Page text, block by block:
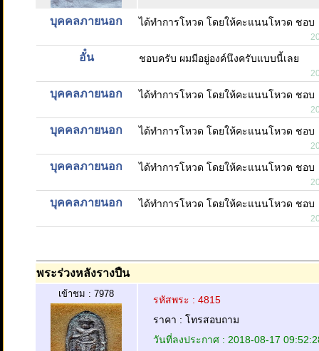
บุคคลภายนอก ได้ทำการโหวด โดยให้คะแนนโหวด ชอบ
อั๋น ชอบครับ ผมมีอยู่องค์นึงครับแบบนี้เลย
บุคคลภายนอก ได้ทำการโหวด โดยให้คะแนนโหวด ชอบ
บุคคลภายนอก ได้ทำการโหวด โดยให้คะแนนโหวด ชอบ
บุคคลภายนอก ได้ทำการโหวด โดยให้คะแนนโหวด ชอบ
บุคคลภายนอก ได้ทำการโหวด โดยให้คะแนนโหวด ชอบ
พระร่วงหลังรางปืน
เข้าชม : 7978
รหัสพระ : 4815
ราคา : โทรสอบถาม
วันที่ลงประกาศ : 2018-08-17